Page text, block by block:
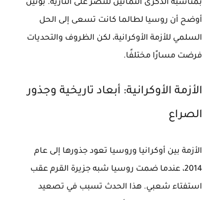
بمناسبة الذكرى الثمانين للنصر على النازية. بوتين
أوضح أن روسيا لطالما كانت تسعى إلى الحل
السلمي للأزمة الأوكرانية، لكن الظروف والتحديات
فرضت مسارًا مختلفًا.
الأزمة الأوكرانية: أبعاد تاريخية وجذور
الصراع
الأزمة بين أوكرانيا وروسيا تعود جذورها إلى عام
2014، عندما ضمت روسيا شبه جزيرة القرم عقب
استفتاء شعبي. هذا الحدث تسبب في تصعيد